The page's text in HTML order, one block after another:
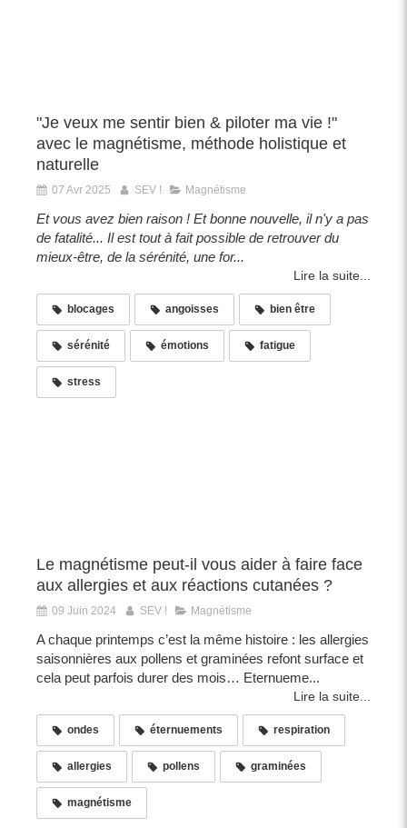
"Je veux me sentir bien & piloter ma vie !"
avec le magnétisme, méthode holistique et
naturelle
07 Avr 2025 SEV ! Magnétisme
Et vous avez bien raison ! Et bonne nouvelle, il n'y a pas
de fatalité... Il est tout à fait possible de retrouver du
mieux-être, de la sérénité, une for...
Lire la suite...
blocages angoisses bien être
sérénité émotions fatigue
stress
Le magnétisme peut-il vous aider à faire face
aux allergies et aux réactions cutanées ?
09 Juin 2024 SEV ! Magnétisme
A chaque printemps c’est la même histoire : les allergies
saisonnières aux pollens et graminées refont surface et
cela peut parfois durer des mois… Eternueme...
Lire la suite...
ondes éternuements respiration
allergies pollens graminées
magnétisme